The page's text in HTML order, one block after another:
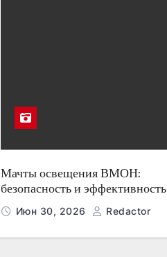
Мачты освещения ВМОН:
безопасность и эффективность
ночьюИюн 30, 2026 Redactor